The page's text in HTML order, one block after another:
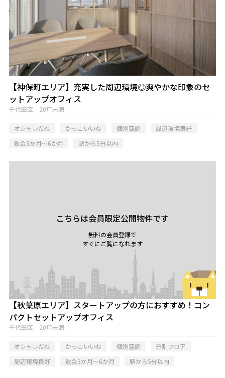
【神保町エリア】充実した周辺環境◎爽やかな印象のセ
ットアップオフィス
千代田区 20坪未満
オシャレだね かっこいいね 個別空調
周辺環境良好
敷金3か月～6か月
駅から5分以内
こちらは会員限定公開物件です
無料の会員登録で
すぐにご覧になれます
【秋葉原エリア】スタートアップの方におすすめ！コン
パクトセットアップオフィス
千代田区 20坪未満
オシャレだね かっこいいね 個別空調
分割フロア
周辺環境良好
敷金3か月～6か月 駅から5分以内